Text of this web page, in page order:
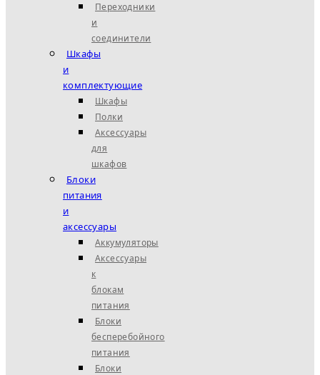
Переходники
и
соединители
Шкафы
и
комплектующие
Шкафы
Полки
Аксессуары
для
шкафов
Блоки
питания
и
аксессуары
Аккумуляторы
Аксессуары
к
блокам
питания
Блоки
бесперебойного
питания
Блоки